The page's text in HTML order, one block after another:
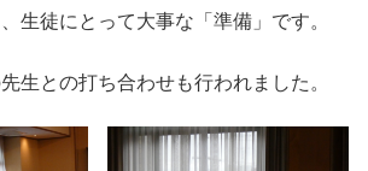
生徒にとって大事な「準備」です。
生との打ち合わせも行われました。